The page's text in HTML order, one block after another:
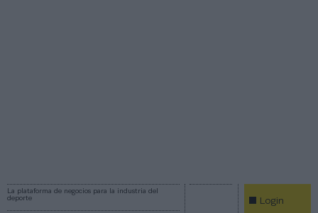
La plataforma de negocios para la industria del
deporte
Login